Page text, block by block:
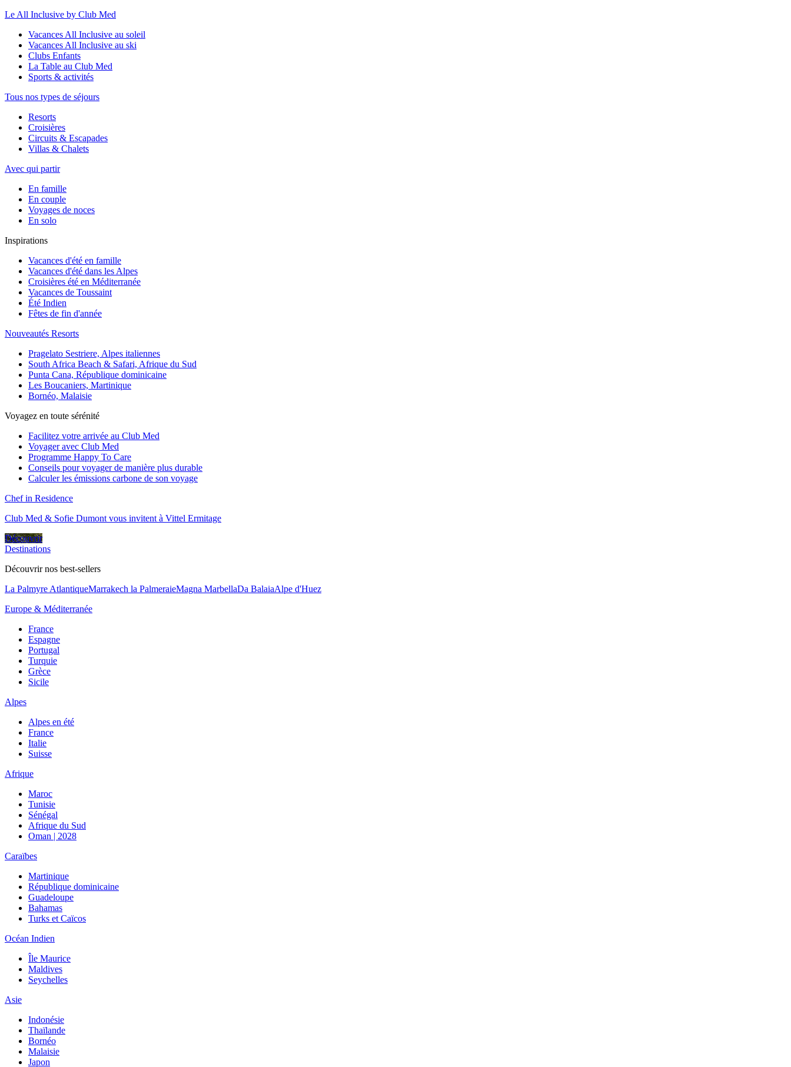
Le All Inclusive by Club Med
Vacances All Inclusive au soleil
Vacances All Inclusive au ski
Clubs Enfants
La Table au Club Med
Sports & activités
Tous nos types de séjours
Resorts
Croisières
Circuits & Escapades
Villas & Chalets
Avec qui partir
En famille
En couple
Voyages de noces
En solo
Inspirations
Vacances d'été en famille
Vacances d'été dans les Alpes
Croisières été en Méditerranée
Vacances de Toussaint
Été Indien
Fêtes de fin d'année
Nouveautés Resorts
Pragelato Sestriere, Alpes italiennes
South Africa Beach & Safari, Afrique du Sud
Punta Cana, République dominicaine
Les Boucaniers, Martinique
Bornéo, Malaisie
Voyagez en toute sérénité
Facilitez votre arrivée au Club Med
Voyager avec Club Med
Programme Happy To Care
Conseils pour voyager de manière plus durable
Calculer les émissions carbone de son voyage
Chef in Residence
Club Med & Sofie Dumont vous invitent à Vittel Ermitage
Découvrir
Destinations
Découvrir nos best-sellers
La Palmyre AtlantiqueMarrakech la PalmeraieMagna MarbellaDa BalaiaAlpe d'Huez
Europe & Méditerranée
France
Espagne
Portugal
Turquie
Grèce
Sicile
Alpes
Alpes en été
France
Italie
Suisse
Afrique
Maroc
Tunisie
Sénégal
Afrique du Sud
Oman | 2028
Caraïbes
Martinique
République dominicaine
Guadeloupe
Bahamas
Turks et Caïcos
Océan Indien
Île Maurice
Maldives
Seychelles
Asie
Indonésie
Thaïlande
Bornéo
Malaisie
Japon